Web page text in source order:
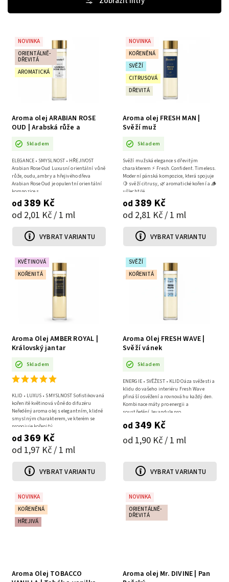
Abecedně
NOVINKA
ORIENTÁLNĚ-
DŘEVITÁ
AROMATICKÁ
Aroma olej ARABIAN ROSE
OUD | Arabská růže a
Skladem
od 389 Kč
od 2,01 Kč / 1 ml
VYBRAT VARIANTU
ELEGANCE • SMYSLNOST • HŘEJIVOST
Arabian Rose Oud Luxusní orientální vůně
růže, oudu, ambry a hřejivého dřeva
Arabian Rose Oud je opulentní orientální
kompozice s...
NOVINKA
KOŘENĚNÁ
SVĚŽÍ
CITRUSOVÁ
DŘEVITÁ
Aroma olej FRESH MAN |
Svěží muž
Skladem
od 389 Kč
od 2,81 Kč / 1 ml
VYBRAT VARIANTU
Svěží mužská elegance s dřevitým
charakterem ⚡ Fresh. Confident. Timeless.
Moderní pánská kompozice, která spojuje
🍋 svěží citrusy, 🌿 aromatické koření a 🪵
ušlechtilé...
KVĚTINOVÁ
KOŘENITÁ
Aroma Olej AMBER ROYAL |
Královský jantar
Skladem
od 369 Kč
od 1,97 Kč / 1 ml
VYBRAT VARIANTU
KLID • LUXUS • SMYSLNOST Sofistikovaná
kořenitě květinová vůně do difuzéru
Neředěný aroma olej s elegantním, klidně
smyslným charakterem, ve kterém se
propojuje kořenitý...
SVĚŽÍ
KOŘENITÁ
Aroma Olej FRESH WAVE |
Svěží vánek
Skladem
od 349 Kč
od 1,90 Kč / 1 ml
VYBRAT VARIANTU
ENERGIE • SVĚŽEST • KLID Oáza svěžesti a
klidu do vašeho interiéru Fresh Wave
přináší osvěžení a rovnováhu každý den.
Kombinace máty pro energii a
soustředění, levandule pro...
NOVINKA
KOŘENĚNÁ
HŘEJIVÁ
Aroma Olej TOBACCO
NOVINKA
ORIENTÁLNĚ-
DŘEVITÁ
Aroma olej Mr. DIVINE | Pan